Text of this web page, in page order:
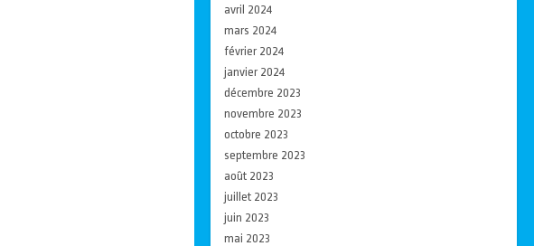
avril 2024
mars 2024
février 2024
janvier 2024
décembre 2023
novembre 2023
octobre 2023
septembre 2023
août 2023
juillet 2023
juin 2023
mai 2023